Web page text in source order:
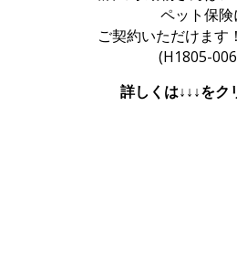
ペット保険
ご契約いただけます
(H1805-
詳しくは↓↓↓をク